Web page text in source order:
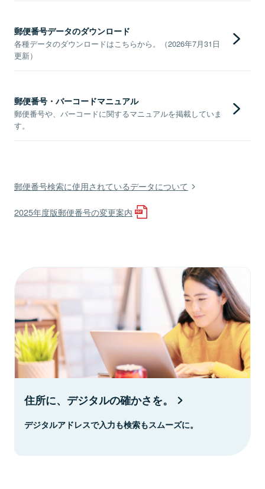
郵便番号データのダウンロード
各種データのダウンロードはこちらから。（2026年7月31日
更新）
郵便番号・バーコードマニュアル
郵便番号や、バーコードに関するマニュアルを掲載していま
す。
郵便番号検索に使用されているデータについて
2025年度版郵便番号の変更案内
住所に、デジタルの確かさを。
デジタルアドレスで入力も検索もスムーズに。